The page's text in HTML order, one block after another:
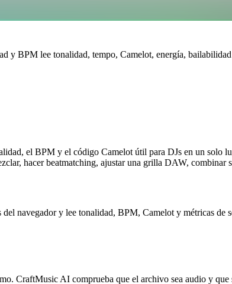
y BPM lee tonalidad, tempo, Camelot, energía,
el BPM y el código Camelot útil para DJs en un solo
hacer beatmatching, ajustar una grilla DAW,
navegador y lee tonalidad, BPM, Camelot y métricas de
CraftMusic AI comprueba que el archivo sea audio y